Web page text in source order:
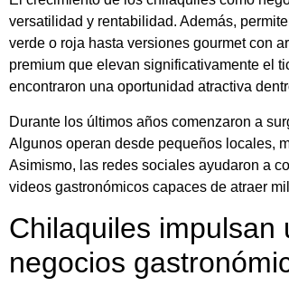
versatilidad y rentabilidad. Además,
verde o roja hasta versiones gourmet con
premium que elevan significativamente el
encontraron una oportunidad atractiva
Durante los últimos años comenzaron a
Algunos operan desde pequeños locales,
Asimismo, las redes sociales ayudaron a
videos gastronómicos capaces de atraer
Chilaquiles impulsan
negocios